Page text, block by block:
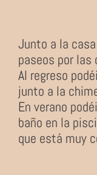
Junto a la
paseos por las
Al regreso
junto a la
En verano
baño en la
que está muy